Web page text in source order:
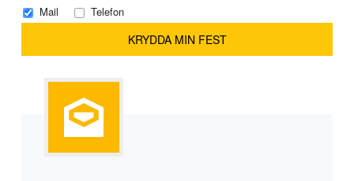
Mail Telefon